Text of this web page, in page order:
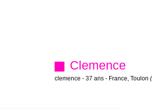
Clemence
clemence - 37 ans - France, Toulon